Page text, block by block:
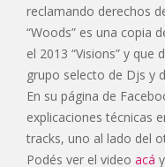
reclamando derechos
“Woods” es una copia
el 2013 “Visions” y
grupo selecto de Djs y
En su página de
explicaciones técnicas
tracks, uno al lado del
Podés ver el video acá